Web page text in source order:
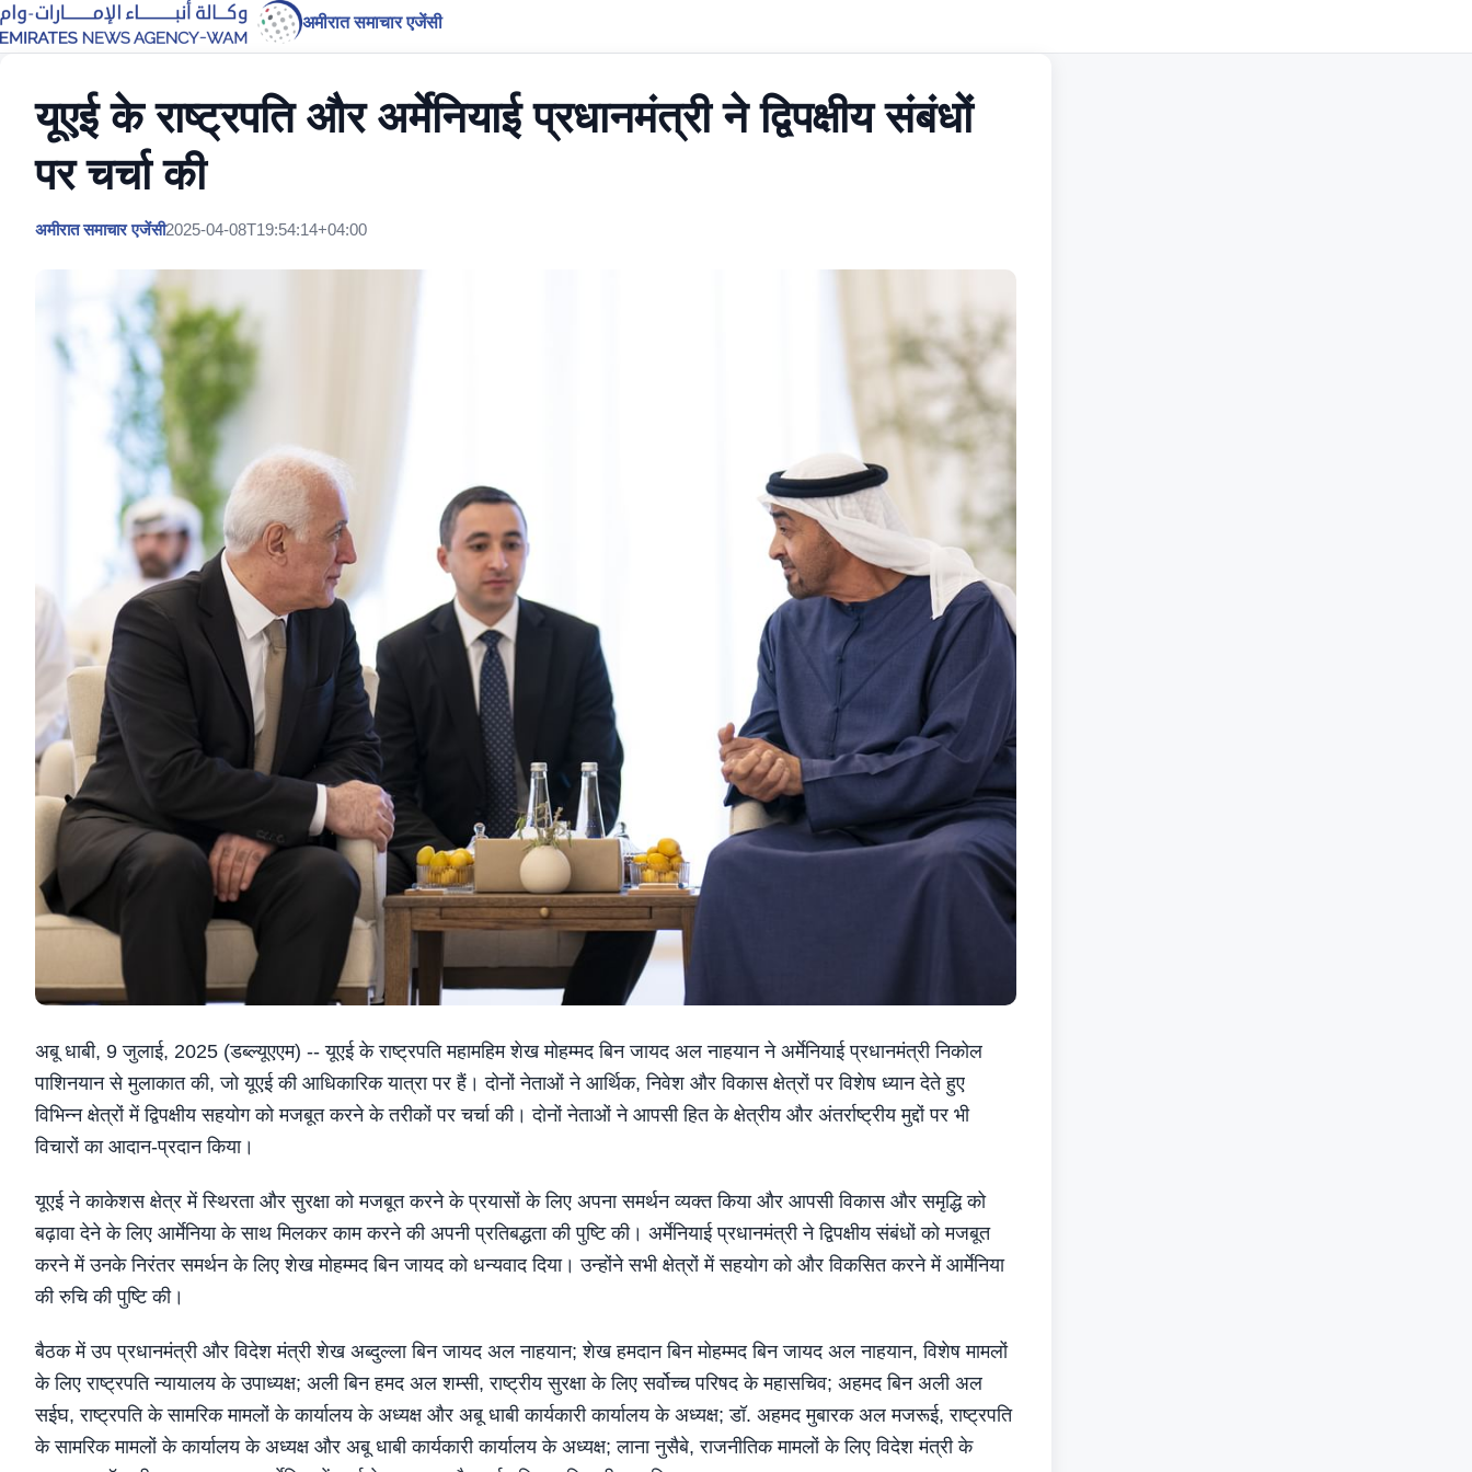
अमीरात समाचार एजेंसी
यूएई के राष्ट्रपति और अर्मेनियाई प्रधानमंत्री ने द्विपक्षीय संबंधों
पर चर्चा की
अमीरात समाचार एजेंसी2025-04-08T19:54:14+04:00
अबू धाबी, 9 जुलाई, 2025 (डब्ल्यूएएम) -- यूएई के राष्ट्रपति महामहिम शेख मोहम्मद बिन जायद अल नाहयान ने अर्मेनियाई प्रधानमंत्री निकोल
पाशिनयान से मुलाकात की, जो यूएई की आधिकारिक यात्रा पर हैं। दोनों नेताओं ने आर्थिक, निवेश और विकास क्षेत्रों पर विशेष ध्यान देते हुए
विभिन्न क्षेत्रों में द्विपक्षीय सहयोग को मजबूत करने के तरीकों पर चर्चा की। दोनों नेताओं ने आपसी हित के क्षेत्रीय और अंतर्राष्ट्रीय मुद्दों पर भी
विचारों का आदान-प्रदान किया।
यूएई ने काकेशस क्षेत्र में स्थिरता और सुरक्षा को मजबूत करने के प्रयासों के लिए अपना समर्थन व्यक्त किया और आपसी विकास और समृद्धि को
बढ़ावा देने के लिए आर्मेनिया के साथ मिलकर काम करने की अपनी प्रतिबद्धता की पुष्टि की। अर्मेनियाई प्रधानमंत्री ने द्विपक्षीय संबंधों को मजबूत
करने में उनके निरंतर समर्थन के लिए शेख मोहम्मद बिन जायद को धन्यवाद दिया। उन्होंने सभी क्षेत्रों में सहयोग को और विकसित करने में आर्मेनिया
की रुचि की पुष्टि की।
बैठक में उप प्रधानमंत्री और विदेश मंत्री शेख अब्दुल्ला बिन जायद अल नाहयान; शेख हमदान बिन मोहम्मद बिन जायद अल नाहयान, विशेष मामलों
के लिए राष्ट्रपति न्यायालय के उपाध्यक्ष; अली बिन हमद अल शम्सी, राष्ट्रीय सुरक्षा के लिए सर्वोच्च परिषद के महासचिव; अहमद बिन अली अल
सईघ, राष्ट्रपति के सामरिक मामलों के कार्यालय के अध्यक्ष और अबू धाबी कार्यकारी कार्यालय के अध्यक्ष; डॉ. अहमद मुबारक अल मजरूई, राष्ट्रपति
के सामरिक मामलों के कार्यालय के अध्यक्ष और अबू धाबी कार्यकारी कार्यालय के अध्यक्ष; लाना नुसैबे, राजनीतिक मामलों के लिए विदेश मंत्री के